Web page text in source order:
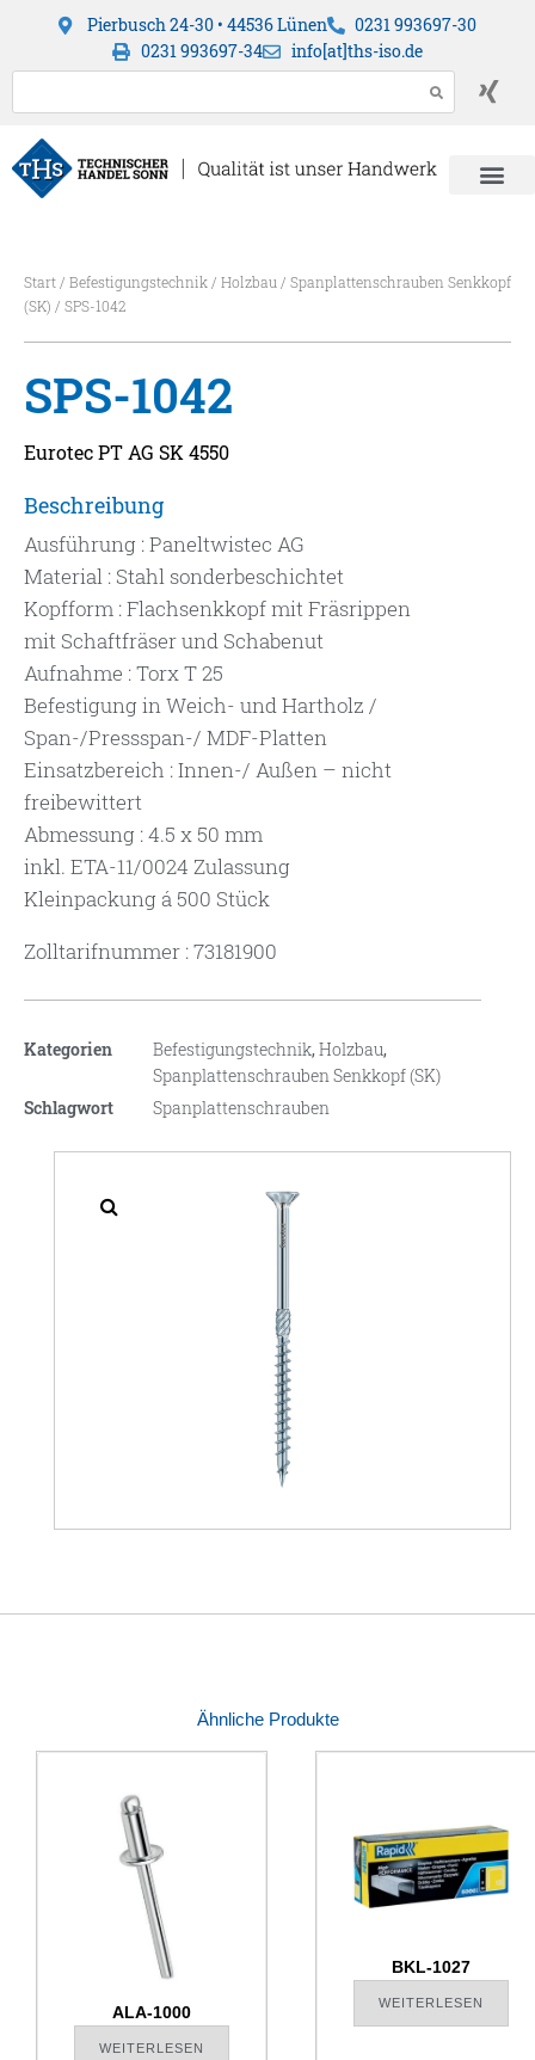
Pierbusch 24-30 • 44536 Lünen
0231 993697-30
0231 993697-34
info[at]ths-iso.de
Start/ Befestigungstechnik/ Holzbau/ Spanplattenschrauben Senkkopf
(SK) / SPS-1042
SPS-1042
Eurotec PT AG SK 4550
Beschreibung
Ausführung : Paneltwistec AG
Material : Stahl sonderbeschichtet
Kopfform : Flachsenkkopf mit Fräsrippen
mit Schaftfräser und Schabenut
Aufnahme : Torx T 25
Befestigung in Weich- und Hartholz /
Span-/Pressspan-/ MDF-Platten
Einsatzbereich : Innen-/ Außen – nicht
freibewittert
Abmessung : 4.5 x 50 mm
inkl. ETA-11/0024 Zulassung
Kleinpackung á 500 Stück
Zolltarifnummer : 73181900
Kategorien Befestigungstechnik,Holzbau,
Spanplattenschrauben Senkkopf (SK)
Schlagwort
Spanplattenschrauben
Ähnliche Produkte
ALA-1000
WEITERLESEN
BKL-1027
WEITERLESEN